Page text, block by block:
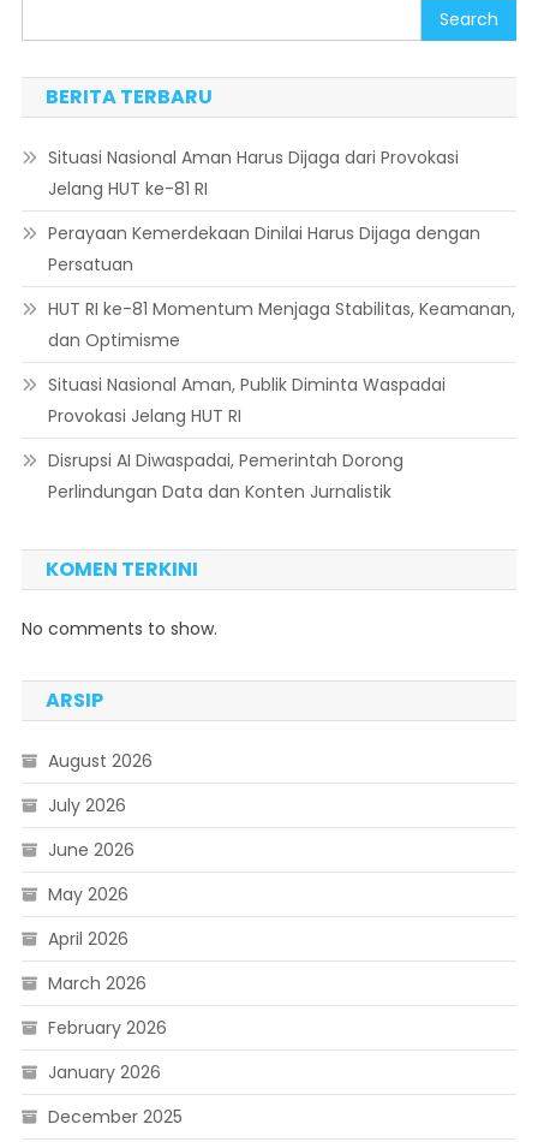
Search
BERITA TERBARU
Situasi Nasional Aman Harus Dijaga dari Provokasi
Jelang HUT ke-81 RI
Perayaan Kemerdekaan Dinilai Harus Dijaga dengan
Persatuan
HUT RI ke-81 Momentum Menjaga Stabilitas, Keamanan,
dan Optimisme
Situasi Nasional Aman, Publik Diminta Waspadai
Provokasi Jelang HUT RI
Disrupsi AI Diwaspadai, Pemerintah Dorong
Perlindungan Data dan Konten Jurnalistik
KOMEN TERKINI
No comments to show.
ARSIP
August 2026
July 2026
June 2026
May 2026
April 2026
March 2026
February 2026
January 2026
December 2025